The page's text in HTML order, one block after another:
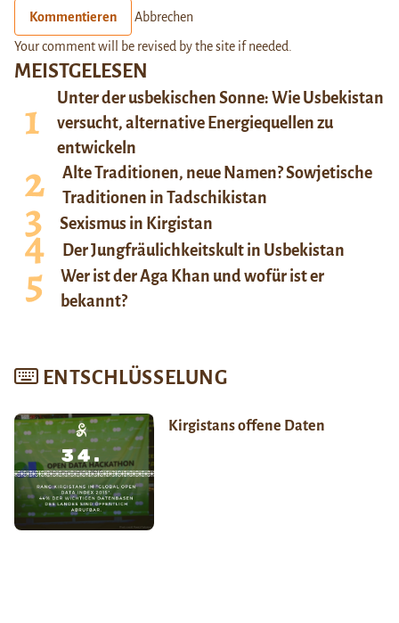
MEISTGELESEN
Unter der usbekischen Sonne: Wie Usbekistan
versucht, alternative Energiequellen zu
entwickeln
Alte Traditionen, neue Namen? Sowjetische
Traditionen in Tadschikistan
Sexismus in Kirgistan
Der Jungfräulichkeitskult in Usbekistan
Wer ist der Aga Khan und wofür ist er
bekannt?
ENTSCHLÜSSELUNG
Kirgistans offene Daten
Kommentieren Abbrechen
Your comment will be revised by the site if needed.